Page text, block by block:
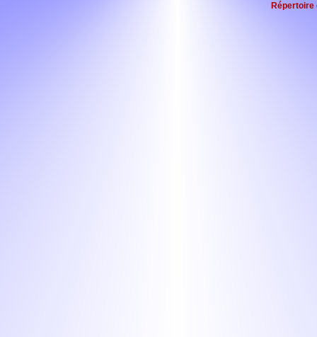
Répertoire